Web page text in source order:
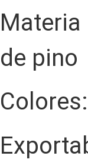
Materia
de pino